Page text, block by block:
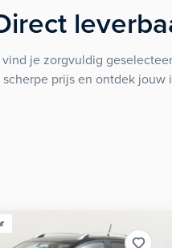
je zorgvuldig
prijs en ontdek jouw